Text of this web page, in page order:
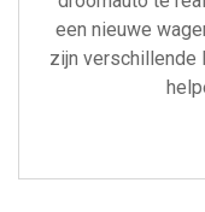
een nieuwe
zijn verschillende